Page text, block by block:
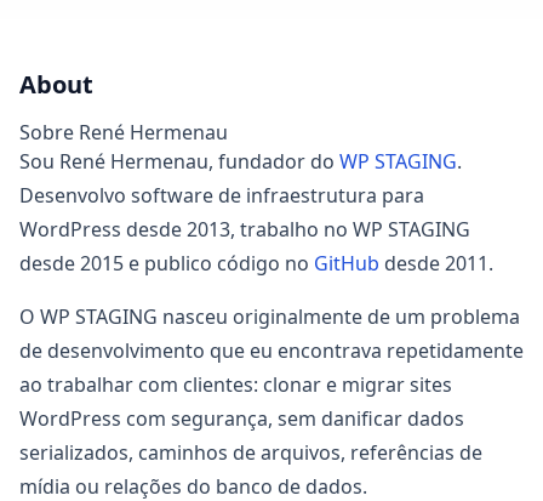
About
Sobre René Hermenau
Sou René Hermenau, fundador do WP STAGING.
Desenvolvo software de infraestrutura para
WordPress desde 2013, trabalho no WP STAGING
desde 2015 e publico código no GitHub desde 2011.
O WP STAGING nasceu originalmente de um problema
de desenvolvimento que eu encontrava repetidamente
ao trabalhar com clientes: clonar e migrar sites
WordPress com segurança, sem danificar dados
serializados, caminhos de arquivos, referências de
mídia ou relações do banco de dados.